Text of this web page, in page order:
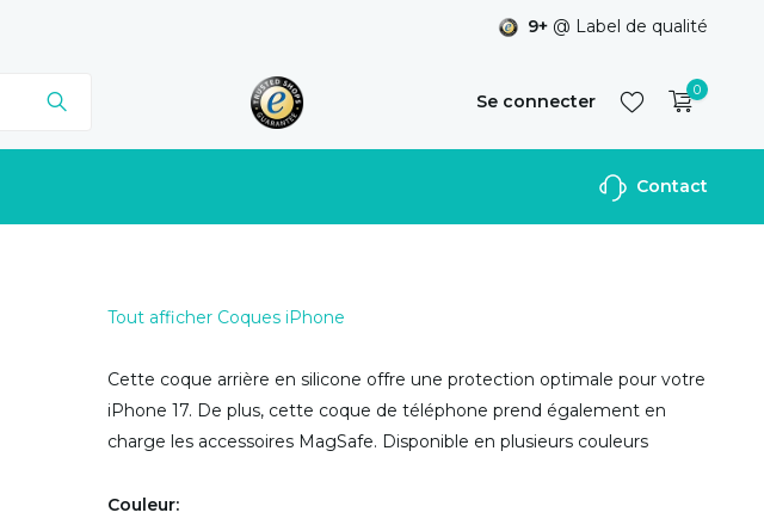
9+ @ Label de qualité
Se connecter
S'inscrire
0
Contact
Tout afficher Coques iPhone
Cette coque arrière en silicone offre une protection optimale pour votre
iPhone 17. De plus, cette coque de téléphone prend également en
charge les accessoires MagSafe. Disponible en plusieurs couleurs
Couleur: